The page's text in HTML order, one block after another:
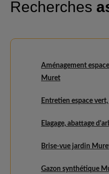
Recherches
Aménagement
Muret
Entretien espace
Elagage, abattage
Brise-vue jardin
Gazon synthétique